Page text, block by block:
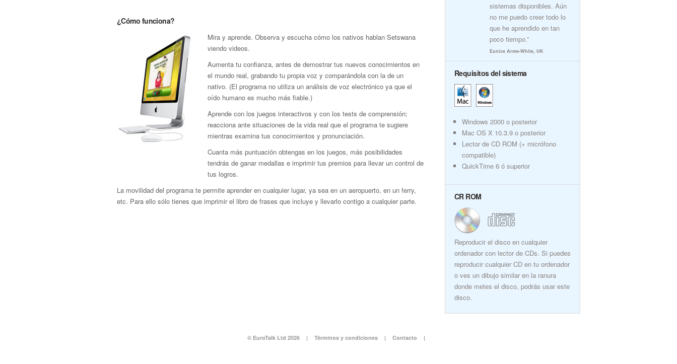
¿Cómo funciona?
Mira y aprende. Observa y escucha cómo los nativos hablan Setswana
viendo videos.
Aumenta tu confianza, antes de demostrar tus nuevos conocimientos en
el mundo real, grabando tu propia voz y comparándola con la de un
nativo. (El programa no utiliza un análisis de voz electrónico ya que el
oído humano es mucho más fiable.)
Aprende con los juegos interactivos y con los tests de comprensión;
reacciona ante situaciones de la vida real que el programa te sugiere
mientras examina tus conocimientos y pronunciación.
Cuanta más puntuación obtengas en los juegos, más posibilidades
tendrás de ganar medallas e imprimir tus premios para llevar un control de
tus logros.
La movilidad del programa te permite aprender en cualquier lugar, ya sea en un aeropuerto, en un ferry,
etc. Para ello sólo tienes que imprimir el libro de frases que incluye y llevarlo contigo a cualquier parte.
sistemas disponibles. Aún
no me puedo creer todo lo
que he aprendido en tan
poco tiempo.”
Eunice Arme-White, UK
Requisitos del sistema
Windows 2000 o posterior
Mac OS X 10.3.9 o posterior
Lector de CD ROM (+ micrófono
compatible)
QuickTime 6 ó superior
CR ROM
Reproducir el disco en cualquier
ordenador con lector de CDs. Si puedes
reproducir cualquier CD en tu ordenador
o ves un dibujo similar en la ranura
donde metes el disco, podrás usar este
disco.
© EuroTalk Ltd 2026 | Términos y condiciones | Contacto |